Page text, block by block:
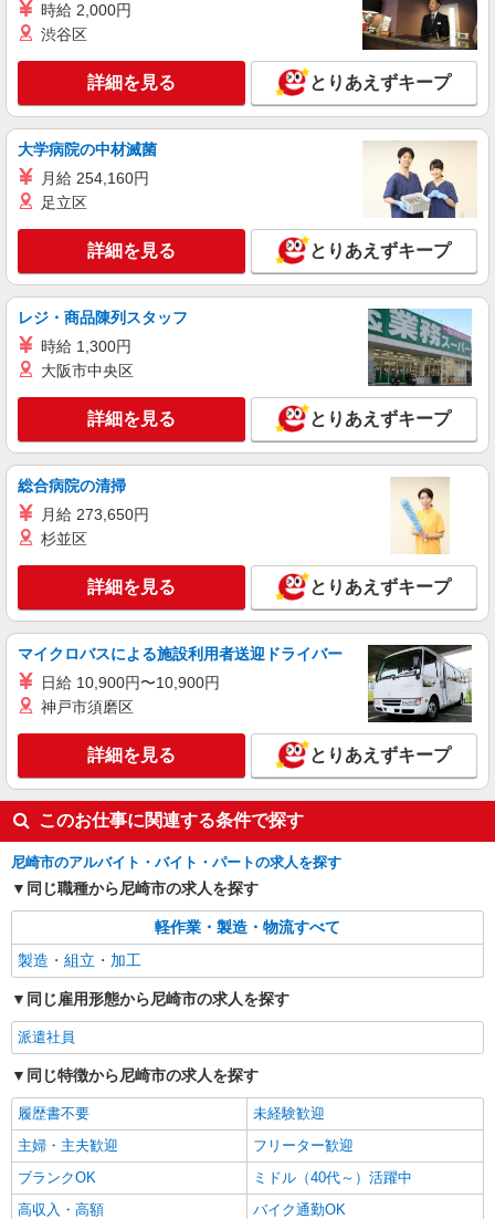
株式会社バイトレ（ADM801390）
手のひらサイズ中心◎数える・詰めるだけの超
かんたん作業
時給1247円（就業先により異なる）
兵庫県尼崎市
詳細を見る
日研トータルソーシング株式会社（お仕事No.8A977-JS）
ガス充填作業
円以上可 93.75H
詳細を見る
時給 2,000円
渋谷区
詳細を見る とりあえずキープ
大学病院の中材滅菌
月給 254,160円
足立区
詳細を見る とりあえずキープ
レジ・商品陳列スタッフ
時給 1,300円
大阪市中央区
詳細を見る とりあえずキープ
総合病院の清掃
月給 273,650円
杉並区
詳細を見る とりあえずキープ
マイクロバスによる施設利用者送迎ドライバー
日給 10,900円〜10,900円
神戸市須磨区
詳細を見る とりあえずキープ
このお仕事に関連する条件で探す
尼崎市のアルバイト・バイト・パートの求人を探す
同じ職種から尼崎市の求人を探す
軽作業・製造・物流すべて
製造・組立・加工
同じ雇用形態から尼崎市の求人を探す
派遣社員
同じ特徴から尼崎市の求人を探す
履歴書不要
未経験歓迎
主婦・主夫歓迎
フリーター歓迎
ブランクOK
ミドル（40代～）活躍中
高収入・高額
バイク通勤OK